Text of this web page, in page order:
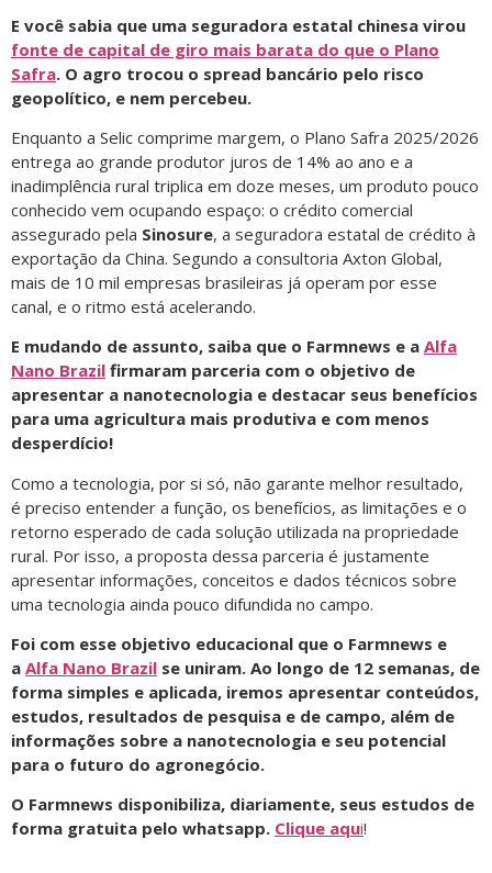
E você sabia que uma seguradora estatal chinesa virou
fonte de capital de giro mais barata do que o Plano
Safra. O agro trocou o spread bancário pelo risco
geopolítico, e nem percebeu.
Enquanto a Selic comprime margem, o Plano Safra 2025/2026
entrega ao grande produtor juros de 14% ao ano e a
inadimplência rural triplica em doze meses, um produto pouco
conhecido vem ocupando espaço: o crédito comercial
assegurado pela Sinosure, a seguradora estatal de crédito à
exportação da China. Segundo a consultoria Axton Global,
mais de 10 mil empresas brasileiras já operam por esse
canal, e o ritmo está acelerando.
E mudando de assunto, saiba que o Farmnews e a Alfa
Nano Brazil firmaram parceria com o objetivo de
apresentar a nanotecnologia e destacar seus benefícios
para uma agricultura mais produtiva e com menos
desperdício!
Como a tecnologia, por si só, não garante melhor resultado,
é preciso entender a função, os benefícios, as limitações e o
retorno esperado de cada solução utilizada na propriedade
rural. Por isso, a proposta dessa parceria é justamente
apresentar informações, conceitos e dados técnicos sobre
uma tecnologia ainda pouco difundida no campo.
Foi com esse objetivo educacional que o Farmnews e
a Alfa Nano Brazil se uniram. Ao longo de 12 semanas, de
forma simples e aplicada, iremos apresentar conteúdos,
estudos, resultados de pesquisa e de campo, além de
informações sobre a nanotecnologia e seu potencial
para o futuro do agronegócio.
O Farmnews disponibiliza, diariamente, seus estudos de
forma gratuita pelo whatsapp. Clique aqui!